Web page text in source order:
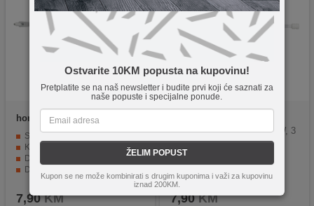
Ostvarite 10KM popusta na kupovinu!
Pretplatite se na naš newsletter i budite prvi koji će saznati za
naše popuste i specijalne ponude.
ŽELIM POPUST
Kupon se ne može kombinirati s drugim kuponima i važi za kupovinu
iznad 200KM.
home FKT 22CM
Snaga od 400W za brzo zagrijavanje.
Kompatibilan s modelima FK 5/FK 16.
Dugotrajni i pouzdani materijali.
Dužina od 220mm za razne vrste grijalica.
Kompaktna veličina za jednostavnu montažu.
7,90KM
FK 272 Grijac, kvarc, 650 W, 3
5 cm, IPX4
7,90KM